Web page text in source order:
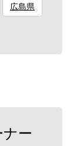
広島県
ー